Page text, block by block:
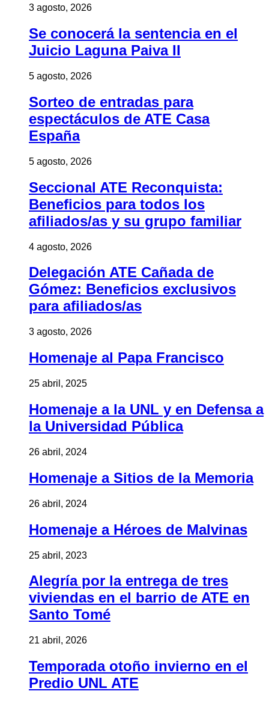
3 agosto, 2026
Se conocerá la sentencia en el
Juicio Laguna Paiva II
5 agosto, 2026
Sorteo de entradas para
espectáculos de ATE Casa
España
5 agosto, 2026
Seccional ATE Reconquista:
Beneficios para todos los
afiliados/as y su grupo familiar
4 agosto, 2026
Delegación ATE Cañada de
Gómez: Beneficios exclusivos
para afiliados/as
3 agosto, 2026
Homenaje al Papa Francisco
25 abril, 2025
Homenaje a la UNL y en Defensa a
la Universidad Pública
26 abril, 2024
Homenaje a Sitios de la Memoria
26 abril, 2024
Homenaje a Héroes de Malvinas
25 abril, 2023
Alegría por la entrega de tres
viviendas en el barrio de ATE en
Santo Tomé
21 abril, 2026
Temporada otoño invierno en el
Predio UNL ATE